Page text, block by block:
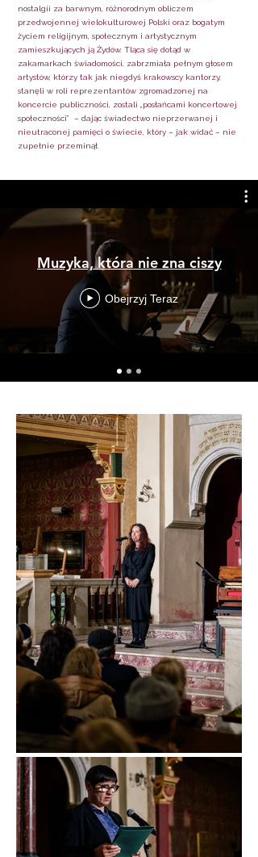
nostalgii za barwnym, różnorodnym obliczem
przedwojennej wielokulturowej Polski oraz bogatym
życiem religijnym, społecznym i artystycznym
zamieszkujących ją Żydów. Tląca się dotąd w
zakamarkach świadomości, zabrzmiała pełnym głosem
artystów, którzy tak jak niegdyś krakowscy kantorzy,
stanęli w roli reprezentantów zgromadzonej na
koncercie publiczności, zostali „posłańcami koncertowej
społeczności” – dając świadectwo nieprzerwanej i
nieutraconej pamięci o świecie, który – jak widać – nie
zupełnie przeminął.
Muzyka, która nie zna ciszy
Obejrzyj Teraz